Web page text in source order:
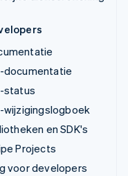
documentatie
status
wijzigingslogboek
en SDK's
Projects
voor developers